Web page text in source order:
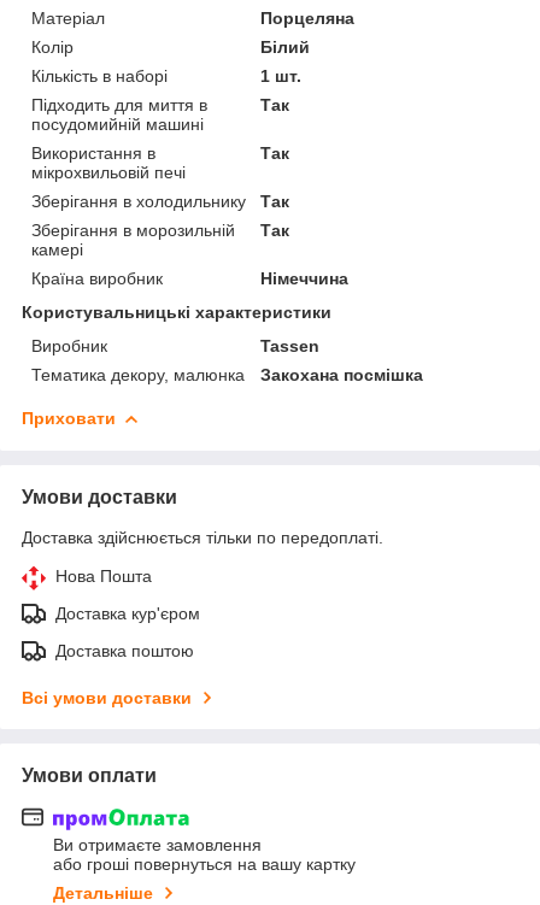
Матеріал
Порцеляна
Колір
Білий
Кількість в наборі
1 шт.
Підходить для миття в
посудомийній машині
Так
Використання в
мікрохвильовій печі
Так
Зберігання в холодильнику
Так
Зберігання в морозильній
камері
Так
Країна виробник
Німеччина
Користувальницькі характеристики
Виробник
Tassen
Тематика декору, малюнка
Закохана посмішка
Приховати
Умови доставки
Доставка здійснюється тільки по передоплаті.
Нова Пошта
Доставка кур'єром
Доставка поштою
Всі умови доставки
Умови оплати
Ви отримаєте замовлення
або гроші повернуться на вашу картку
Детальніше